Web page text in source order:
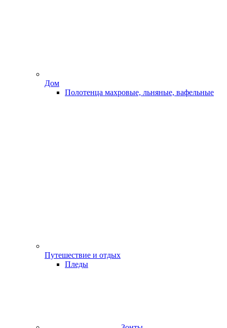
Дом
Полотенца махровые, льняные, вафельные
Путешествие и отдых
Пледы